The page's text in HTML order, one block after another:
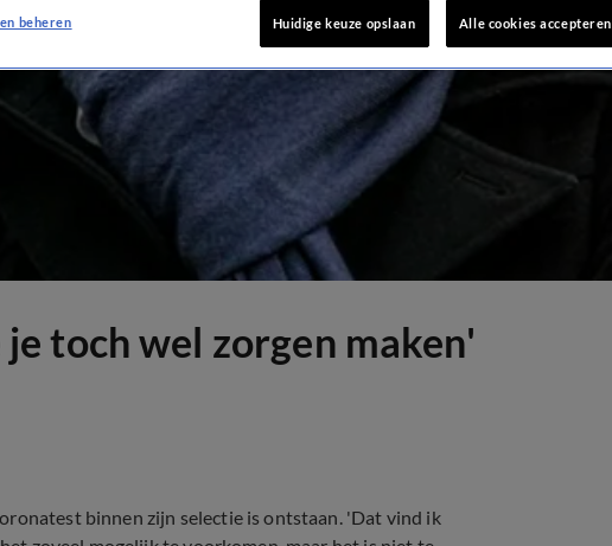
toch wel zorgen maken'
binnen zijn selectie is ontstaan. 'Dat vind ik
beheren Huidige keuze opslaan Alle cookies accepteren